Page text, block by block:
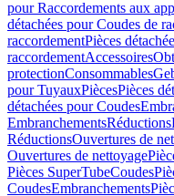
pour Raccordements aux
détachées pour Coudes de
raccordementPièces
raccordementAccessoires
protectionConsommables
pour TuyauxPiècesPièces
détachées pour Coudes
EmbranchementsRéductions
RéductionsOuvertures de
Ouvertures de nettoyage
Pièces SuperTubeCoudes
CoudesEmbranchements